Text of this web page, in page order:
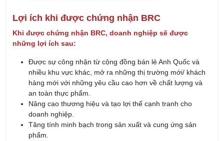
Lợi ích khi được chứng nhận BRC
Khi được chứng nhận BRC, doanh nghiệp sẽ được
những lợi ích sau:
Được sự công nhận từ cộng đồng bán lẻ Anh Quốc và
nhiều khu vực khác, mở ra những thị trường mới/ khách
hàng mới với những yêu cầu cao hơn về chất lượng và
an toàn thực phẩm.
Nâng cao thương hiệu và tạo lợi thế cạnh tranh cho
doanh nghiệp.
Tăng tính minh bạch trong sản xuất và cung ứng sản
phẩm.